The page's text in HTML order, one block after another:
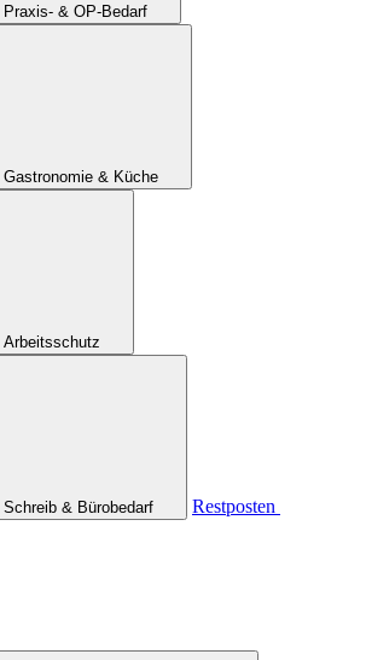
Praxis- & OP-Bedarf
Gastronomie & Küche
Arbeitsschutz
Schreib & Bürobedarf
Restposten